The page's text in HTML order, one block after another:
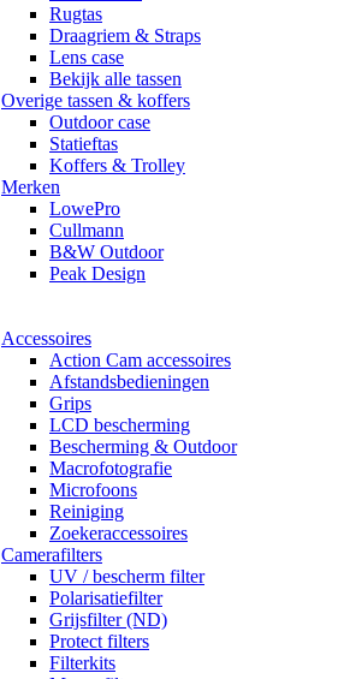
Rugtas
Draagriem & Straps
Lens case
Bekijk alle tassen
Overige tassen & koffers
Outdoor case
Statieftas
Koffers & Trolley
Merken
LowePro
Cullmann
B&W Outdoor
Peak Design
Accessoires
Action Cam accessoires
Afstandsbedieningen
Grips
LCD bescherming
Bescherming & Outdoor
Macrofotografie
Microfoons
Reiniging
Zoekeraccessoires
Camerafilters
UV / bescherm filter
Polarisatiefilter
Grijsfilter (ND)
Protect filters
Filterkits